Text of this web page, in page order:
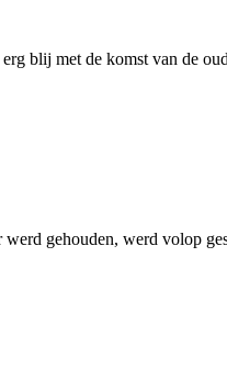
blij met de komst van de
gehouden, werd volop